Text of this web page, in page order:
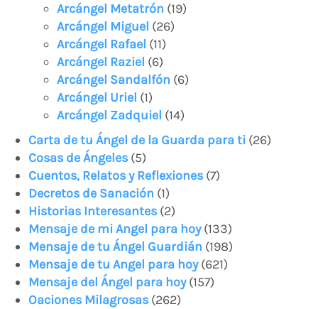
Arcángel Metatrón (19)
Arcángel Miguel (26)
Arcángel Rafael (11)
Arcángel Raziel (6)
Arcángel Sandalfón (6)
Arcángel Uriel (1)
Arcángel Zadquiel (14)
Carta de tu Ángel de la Guarda para ti (26)
Cosas de Ángeles (5)
Cuentos, Relatos y Reflexiones (7)
Decretos de Sanación (1)
Historias Interesantes (2)
Mensaje de mi Angel para hoy(133)
Mensaje de tu Ángel Guardián (198)
Mensaje de tu Angel para hoy(621)
Mensaje del Ángel para hoy(157)
Oaciones Milagrosas (262)